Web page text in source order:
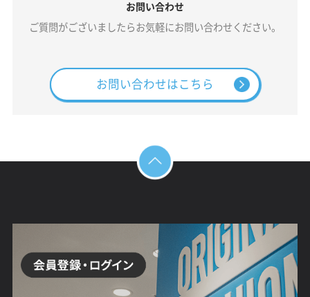
お問い合わせ
ご質問がございましたらお気軽にお問い合わせください。
お問い合わせはこちら